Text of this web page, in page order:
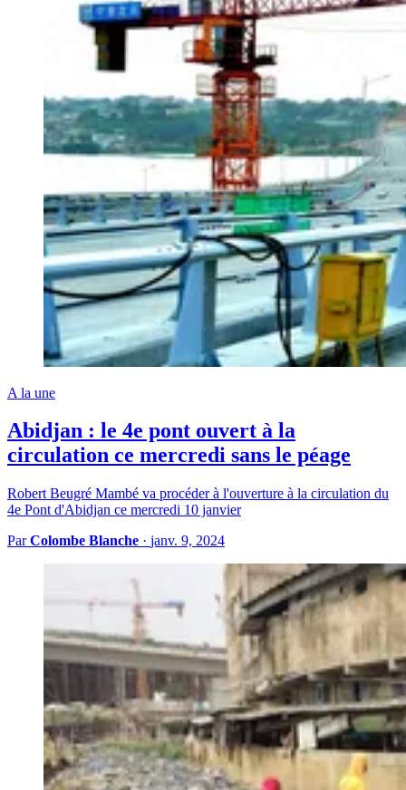
A la une
Abidjan : le 4e pont ouvert à la
circulation ce mercredi sans le péage
Robert Beugré Mambé va procéder à l'ouverture à la circulation du
4e Pont d'Abidjan ce mercredi 10 janvier
ParColombe Blanche · janv. 9, 2024